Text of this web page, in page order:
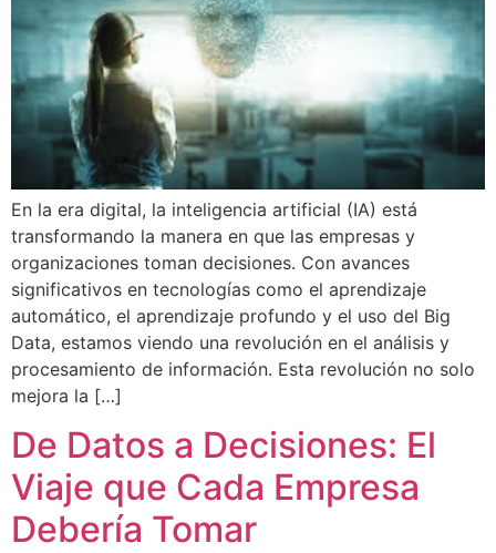
En la era digital, la inteligencia artificial (IA) está
transformando la manera en que las empresas y
organizaciones toman decisiones. Con avances
significativos en tecnologías como el aprendizaje
automático, el aprendizaje profundo y el uso del Big
Data, estamos viendo una revolución en el análisis y
procesamiento de información. Esta revolución no solo
mejora la […]
De Datos a Decisiones: El
Viaje que Cada Empresa
Debería Tomar